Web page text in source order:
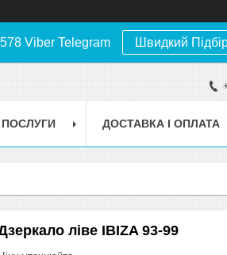
Viber Telegram Швидкий
ДОСТАВКА І ОПЛАТА
ліве IBIZA 93-99